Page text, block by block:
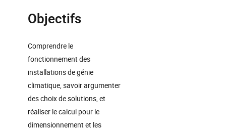
Objectifs
Comprendre le
fonctionnement des
installations de génie
climatique, savoir argumenter
des choix de solutions, et
réaliser le calcul pour le
dimensionnement et les